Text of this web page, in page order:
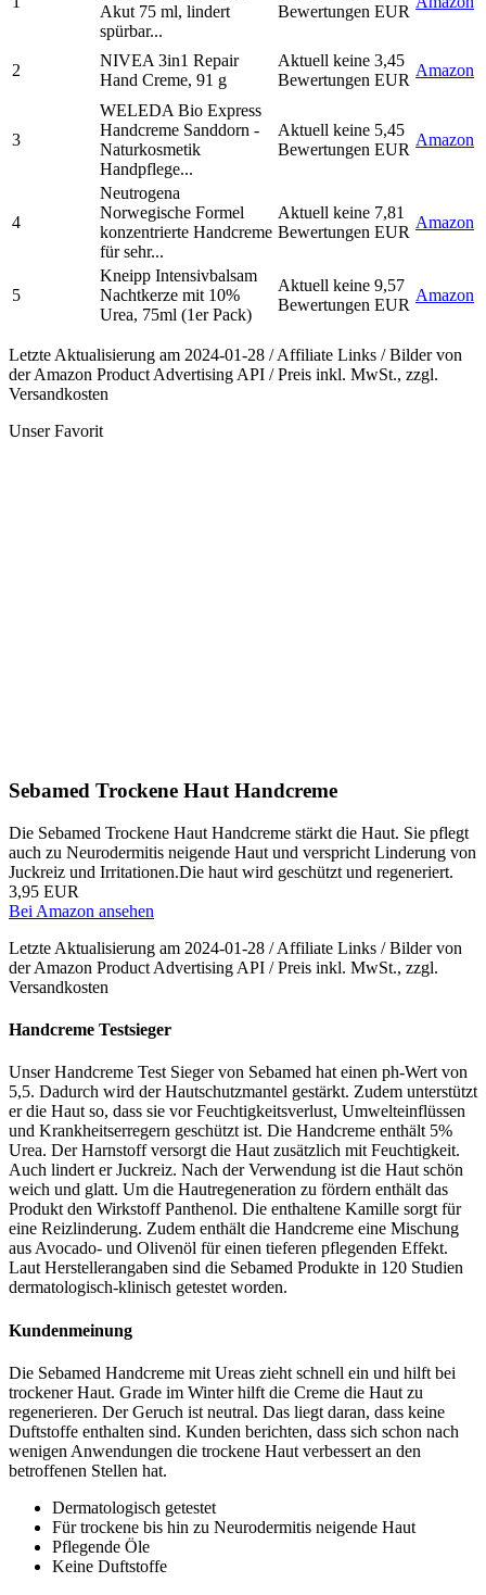
Akut 75 ml, lindert
spürbar...
Bewertungen EUR
2
NIVEA 3in1 Repair
Hand Creme, 91 g
Aktuell keine
Bewertungen
3,45
EUR
Amazon
3
WELEDA Bio Express
Handcreme Sanddorn -
Naturkosmetik
Handpflege...
Aktuell keine
Bewertungen
5,45
EUR
Amazon
4
Neutrogena
Norwegische Formel
konzentrierte Handcreme
für sehr...
Aktuell keine
Bewertungen
7,81
EUR
Amazon
5
Kneipp Intensivbalsam
Nachtkerze mit 10%
Urea, 75ml (1er Pack)
Aktuell keine
Bewertungen
9,57
EUR
Amazon
Letzte Aktualisierung am 2024-01-28 / Affiliate Links / Bilder von
der Amazon Product Advertising API / Preis inkl. MwSt., zzgl.
Versandkosten
Unser Favorit
Sebamed Trockene Haut Handcreme
Die Sebamed Trockene Haut Handcreme stärkt die Haut. Sie pflegt
auch zu Neurodermitis neigende Haut und verspricht Linderung von
Juckreiz und Irritationen.Die haut wird geschützt und regeneriert.
3,95 EUR
Bei Amazon ansehen
Letzte Aktualisierung am 2024-01-28 / Affiliate Links / Bilder von
der Amazon Product Advertising API / Preis inkl. MwSt., zzgl.
Versandkosten
Handcreme Testsieger
Unser Handcreme Test Sieger von Sebamed hat einen ph-Wert von
5,5. Dadurch wird der Hautschutzmantel gestärkt. Zudem unterstützt
er die Haut so, dass sie vor Feuchtigkeitsverlust, Umwelteinflüssen
und Krankheitserregern geschützt ist. Die Handcreme enthält 5%
Urea. Der Harnstoff versorgt die Haut zusätzlich mit Feuchtigkeit.
Auch lindert er Juckreiz. Nach der Verwendung ist die Haut schön
weich und glatt. Um die Hautregeneration zu fördern enthält das
Produkt den Wirkstoff Panthenol. Die enthaltene Kamille sorgt für
eine Reizlinderung. Zudem enthält die Handcreme eine Mischung
aus Avocado- und Olivenöl für einen tieferen pflegenden Effekt.
Laut Herstellerangaben sind die Sebamed Produkte in 120 Studien
dermatologisch-klinisch getestet worden.
Kundenmeinung
Die Sebamed Handcreme mit Ureas zieht schnell ein und hilft bei
trockener Haut. Grade im Winter hilft die Creme die Haut zu
regenerieren. Der Geruch ist neutral. Das liegt daran, dass keine
Duftstoffe enthalten sind. Kunden berichten, dass sich schon nach
wenigen Anwendungen die trockene Haut verbessert an den
betroffenen Stellen hat.
Dermatologisch getestet
Für trockene bis hin zu Neurodermitis neigende Haut
Pflegende Öle
Keine Duftstoffe